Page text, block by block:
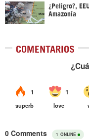
¿Peligro?,
Amazonía
COMENTARIOS